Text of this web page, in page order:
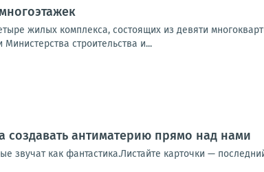
жилых комплекса, состоящих из девяти
строительства и...
создавать антиматерию прямо над нами
звучат как фантастика.Листайте карточки —